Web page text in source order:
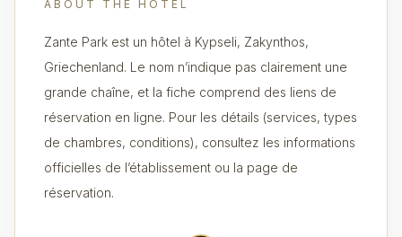
ABOUT THE HOTEL
Zante Park est un hôtel à Kypseli, Zakynthos,
Griechenland. Le nom n’indique pas clairement une
grande chaîne, et la fiche comprend des liens de
réservation en ligne. Pour les détails (services, types
de chambres, conditions), consultez les informations
officielles de l’établissement ou la page de
réservation.